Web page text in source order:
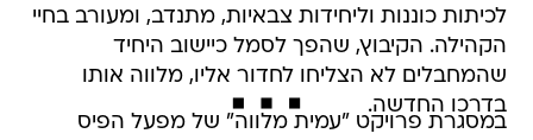
לכיתות כוננות וליחידות צבאיות, מתנדב, ומעורב בחיי
הקהילה. הקיבוץ, שהפך לסמל כיישוב היחיד
שהמחבלים לא הצליחו לחדור אליו, מלווה אותו
בדרכו החדשה.
במסגרת פרויקט "עמית מלווה" של מפעל הפיס